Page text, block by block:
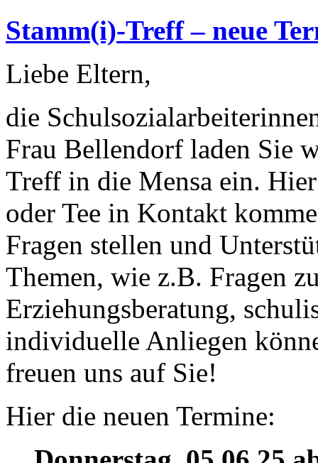
Stamm(i)-Treff – neue
Liebe Eltern,
die
Frau Bellendorf laden Sie
Treff in die Mensa ein.
oder Tee in Kontakt
Fragen stellen und
Themen, wie z.B. Fragen
Erziehungsberatung,
individuelle Anliegen
freuen uns auf Sie!
Hier die neuen Termine: